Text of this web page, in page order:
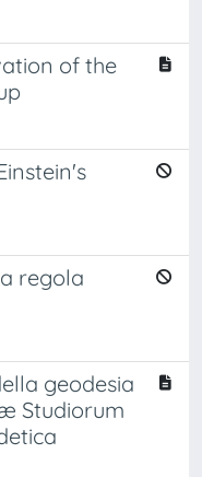
of the
regola
geodesia
Studiorum